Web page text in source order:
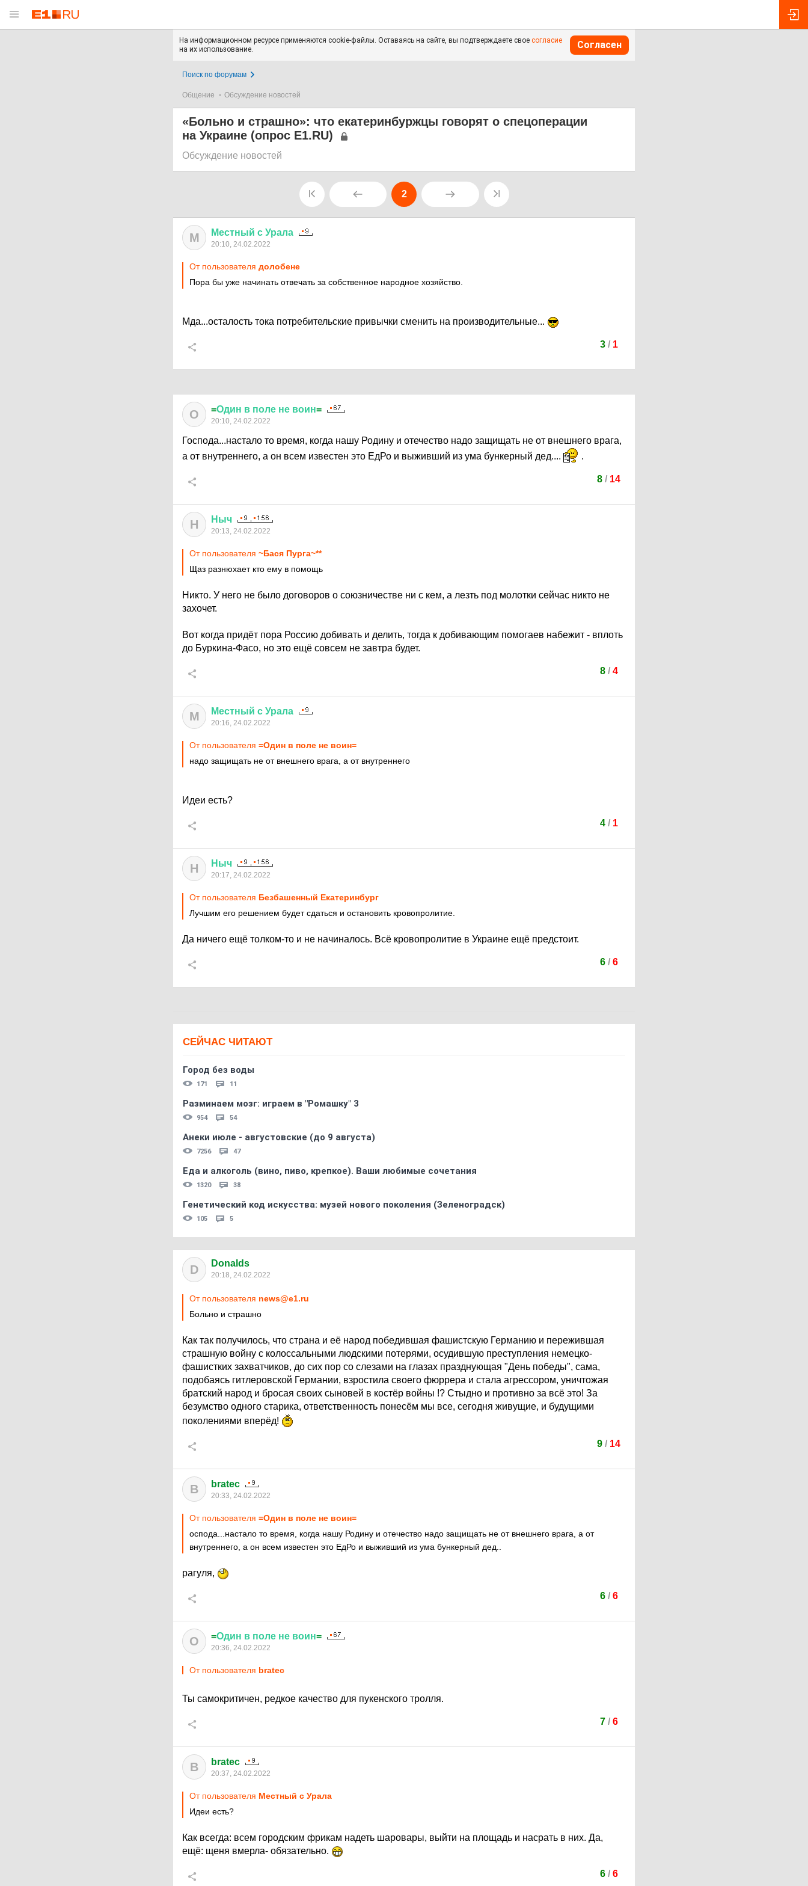
На информационном ресурсе применяются cookie-файлы. Оставаясь на сайте, вы подтверждаете свое согласие
на их использование.
Согласен
Поиск по форумам
Общение Обсуждение новостей
«Больно и страшно»: что екатеринбуржцы говорят о спецоперации
на Украине (опрос E1.RU)
Обсуждение новостей
2
М Местный с Урала
20:10, 24.02.2022
От пользователя долобене
Пора бы уже начинать отвечать за собственное народное хозяйство.
Мда...осталость тока потребительские привычки сменить на производительные...
3/ 1
О =Один в поле не воин=
20:10, 24.02.2022
Господа...настало то время, когда нашу Родину и отечество надо защищать не от внешнего врага,
а от внутреннего, а он всем известен это ЕдРо и выживший из ума бункерный дед....
.
8 / 14
Н Ныч
20:13, 24.02.2022
От пользователя ~Бася Пурга~**
Щаз разнюхает кто ему в помощь
Никто. У него не было договоров о союзничестве ни с кем, а лезть под молотки сейчас никто не
захочет.
Вот когда придёт пора Россию добивать и делить, тогда к добивающим помогаев набежит - вплоть
до Буркина-Фасо, но это ещё совсем не завтра будет.
8/ 4
М Местный с Урала
20:16, 24.02.2022
От пользователя =Один в поле не воин=
надо защищать не от внешнего врага, а от внутреннего
Идеи есть?
4/ 1
Н Ныч
20:17, 24.02.2022
От пользователя Безбашенный Екатеринбург
Лучшим его решением будет сдаться и остановить кровопролитие.
Да ничего ещё толком-то и не начиналось. Всё кровопролитие в Украине ещё предстоит.
6/ 6
СЕЙЧАС ЧИТАЮТ
Город без воды
171 11
Разминаем мозг: играем в "Ромашку" 3
954 54
Анеки июле - августовские (до 9 августа)
7256 47
Еда и алкоголь (вино, пиво, крепкое). Ваши любимые сочетания
1320 38
Генетический код искусства: музей нового поколения (Зеленоградск)
105 5
D Donalds
20:18, 24.02.2022
От пользователя news@e1.ru
Больно и страшно
Как так получилось, что страна и её народ победившая фашистскую Германию и пережившая
страшную войну с колоссальными людскими потерями, осудившую преступления немецко-
фашистких захватчиков, до сих пор со слезами на глазах празднующая "День победы", сама,
подобаясь гитлеровской Германии, взростила своего фюррера и стала агрессором, уничтожая
братский народ и бросая своих сыновей в костёр войны !? Стыдно и противно за всё это! За
безумство одного старика, ответственность понесём мы все, сегодня живущие, и будущими
поколениями вперёд!
9 / 14
B bratec
20:33, 24.02.2022
От пользователя =Один в поле не воин=
оспода...настало то время, когда нашу Родину и отечество надо защищать не от внешнего врага, а от
внутреннего, а он всем известен это ЕдРо и выживший из ума бункерный дед..
рагуля,
6/ 6
О =Один в поле не воин=
20:36, 24.02.2022
От пользователя bratec
Ты самокритичен, редкое качество для пукенского тролля.
7/ 6
B bratec
20:37, 24.02.2022
От пользователя Местный с Урала
Идеи есть?
Как всегда: всем городским фрикам надеть шаровары, выйти на площадь и насрать в них. Да,
ещё: щеня вмерла- обязательно.
6/ 6